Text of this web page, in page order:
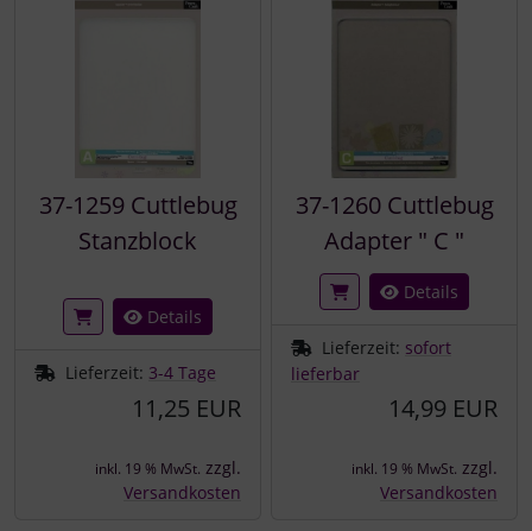
37-1259 Cuttlebug
Stanzblock
Details
Lieferzeit: 3-4 Tage
11,25 EUR
inkl. 19 % MwSt. zzgl.
Versandkosten
37-1260 Cuttlebug
Adapter " C "
Details
Lieferzeit: sofort
lieferbar
14,99 EUR
inkl. 19 % MwSt. zzgl.
Versandkosten